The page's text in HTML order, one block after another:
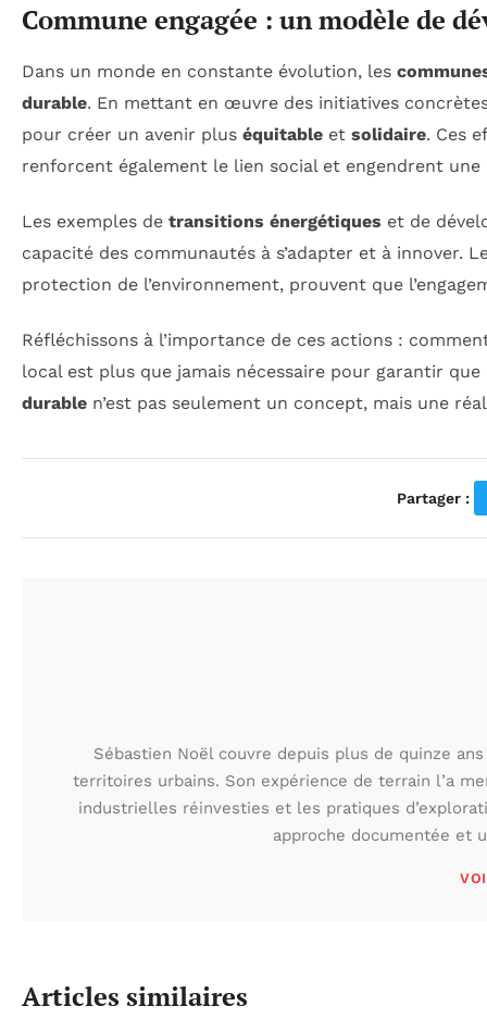
Commune engagée : un modèle de
Dans un monde en constante évolution, les
durable. En mettant en œuvre des initiatives
pour créer un avenir plus équitable et solidaire. Ces
renforcent également le lien social et engendrent
Les exemples de transitions énergétiques et de
capacité des communautés à s’adapter et à innover.
protection de l’environnement, prouvent que
Réfléchissons à l’importance de ces actions :
local est plus que jamais nécessaire pour garantir
durable n’est pas seulement un concept, mais une
Partager :
Sébastien Noël couvre depuis plus de quinze
territoires urbains. Son expérience de terrain l’a
industrielles réinvesties et les pratiques
approche documentée et
Articles similaires